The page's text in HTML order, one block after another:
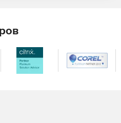
модульного тестирования,
кода;
труда групп для
разработкой с помощью